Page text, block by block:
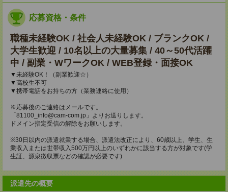
応募資格・条件
職種未経験OK / 社会人未経験OK / ブランクOK /
大学生歓迎 / 10名以上の大量募集 / 40～50代活躍
中 / 副業・WワークOK / WEB登録・面接OK
▼未経験OK！（副業歓迎☆）
▼高校生不可
▼携帯電話をお持ちの方（業務連絡に使用）
※応募後のご連絡はメールです。
「81100_info@cam-com.jp」よりお送りします。
ドメイン指定受信の解除をお願いします。
※30日以内の派遣就業する場合、派遣法改正により、60歳以上、学生、生
業収入または世帯収入500万円以上のいずれかに該当する方が対象です(学
生証、源泉徴収票などの確認が必要です)
派遣先の概要